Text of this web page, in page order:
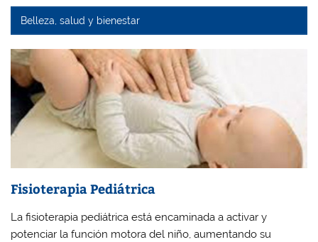
Belleza, salud y bienestar
Fisioterapia Pediátrica
La fisioterapia pediátrica está encaminada a activar y
potenciar la función motora del niño, aumentando su